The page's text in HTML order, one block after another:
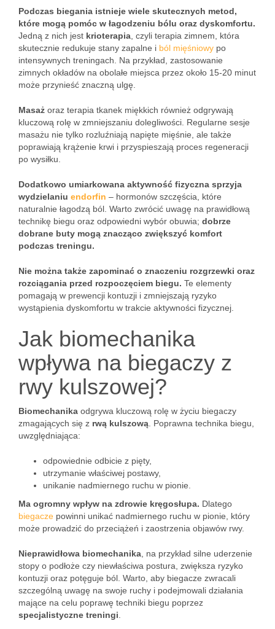
Podczas biegania istnieje wiele skutecznych metod,
które mogą pomóc w łagodzeniu bólu oraz dyskomfortu.
Jedną z nich jest krioterapia , czyli terapia zimnem, która
skutecznie redukuje stany zapalne i ból mięśniowy po
intensywnych treningach. Na przykład, zastosowanie
zimnych okładów na obolałe miejsca przez około 15-20 minut
może przynieść znaczną ulgę.
Masaż oraz terapia tkanek miękkich również odgrywają
kluczową rolę w zmniejszaniu dolegliwości. Regularne sesje
masażu nie tylko rozluźniają napięte mięśnie, ale także
poprawiają krążenie krwi i przyspieszają proces regeneracji
po wysiłku.
Dodatkowo umiarkowana aktywność fizyczna sprzyja
wydzielaniu endorfin – hormonów szczęścia, które
naturalnie łagodzą ból. Warto zwrócić uwagę na prawidłową
technikę biegu oraz odpowiedni wybór obuwia; dobrze
dobrane buty mogą znacząco zwiększyć komfort
podczas treningu.
Nie można także zapominać o znaczeniu rozgrzewki oraz
rozciągania przed rozpoczęciem biegu. Te elementy
pomagają w prewencji kontuzji i zmniejszają ryzyko
wystąpienia dyskomfortu w trakcie aktywności fizycznej.
Jak biomechanika
wpływa na biegaczy z
rwy kulszowej?
Biomechanika odgrywa kluczową rolę w życiu biegaczy
zmagających się z rwą kulszową . Poprawna technika biegu,
uwzględniająca:
odpowiednie odbicie z pięty,
utrzymanie właściwej postawy,
unikanie nadmiernego ruchu w pionie.
Ma ogromny wpływ na zdrowie kręgosłupa. Dlatego
biegacze powinni unikać nadmiernego ruchu w pionie, który
może prowadzić do przeciążeń i zaostrzenia objawów rwy.
Nieprawidłowa biomechanika , na przykład silne uderzenie
stopy o podłoże czy niewłaściwa postura, zwiększa ryzyko
kontuzji oraz potęguje ból. Warto, aby biegacze zwracali
szczególną uwagę na swoje ruchy i podejmowali działania
mające na celu poprawę techniki biegu poprzez
specjalistyczne treningi